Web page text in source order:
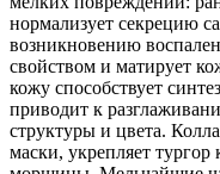
нормализует секрецию
возникновению
свойством и матирует
кожу способствует
приводит к
структуры и цвета.
маски, укрепляет